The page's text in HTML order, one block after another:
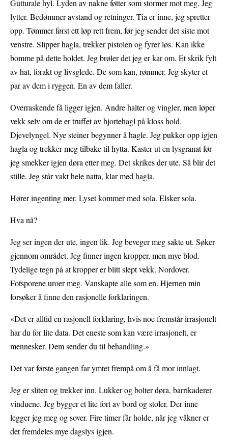
Gutturale hyl. Lyden av nakne føtter som stormer mot meg. Jeg
lytter. Bedømmer avstand og retninger. Tia er inne, jeg spretter
opp. Tømmer først ett løp rett frem, før jeg sender det siste mot
venstre. Slipper hagla, trekker pistolen og fyrer løs. Kan ikke
bomme på dette holdet. Jeg brøler det jeg er kar om. Et skrik fylt
av hat, forakt og livsglede. De som kan, rømmer. Jeg skyter et
par av dem i ryggen. En av dem faller.
Overraskende få ligger igjen. Andre halter og vingler, men løper
vekk selv om de er truffet av hjortehagl på kloss hold.
Djevelyngel. Nye steiner begynner å hagle. Jeg pukker opp igjen
hagla og trekker meg tilbake til hytta. Kaster ut en lysgranat før
jeg smekker igjen døra etter meg. Det skrikes der ute. Så blir det
stille. Jeg står vakt hele natta, klar med hagla.
Hører ingenting mer. Lyset kommer med sola. Elsker sola.
Hva nå?
Jeg ser ingen der ute, ingen lik. Jeg beveger meg sakte ut. Søker
gjennom området. Jeg finner ingen kropper, men mye blod.
Tydelige tegn på at kropper er blitt slept vekk. Nordover.
Fotsporene uroer meg. Vanskapte alle som en. Hjernen min
forsøker å finne den rasjonelle forklaringen.
«Det er alltid en rasjonell forklaring, hvis noe fremstår irrasjonelt
har du for lite data. Det eneste som kan være irrasjonelt, er
mennesker. Dem sender du til behandling.»
Det var første gangen far ymtet frempå om å få mor innlagt.
Jeg er sliten og trekker inn. Lukker og bolter døra, barrikaderer
vinduene. Jeg bygger et lite fort av bord og stoler. Der inne
legger jeg meg og sover. Fire timer får holde, når jeg våkner er
det fremdeles mye dagslys igjen.